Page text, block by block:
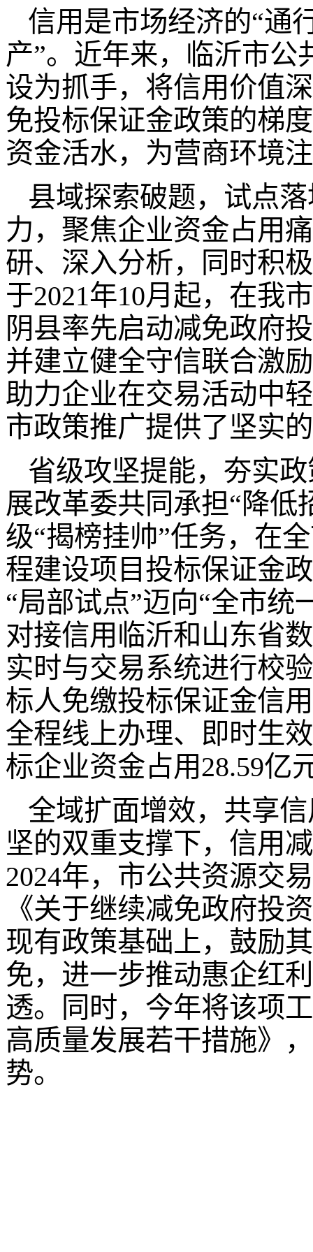
信用是市场经济的“通
产”。近年来，临沂市公
设为抓手，将信用价值
免投标保证金政策的梯
资金活水，为营商环境
县域探索破题，试点
力，聚焦企业资金占用
研、深入分析，同时积
于2021年10月起，在我
阴县率先启动减免政府
并建立健全守信联合激
助力企业在交易活动中
市政策推广提供了坚实
省级攻坚提能，夯实
展改革委共同承担“降低
级“揭榜挂帅”任务，在
程建设项目投标保证金
“局部试点”迈向“全市统
对接信用临沂和山东省
实时与交易系统进行校
标人免缴投标保证金信
全程线上办理、即时生
标企业资金占用28.59亿
全域扩面增效，共享
坚的双重支撑下，信用
2024年，市公共资源交
《关于继续减免政府投
现有政策基础上，鼓励
免，进一步推动惠企红
透。同时，今年将该项
高质量发展若干措施》
势。